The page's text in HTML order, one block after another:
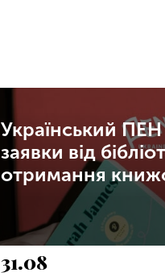
Український
заявки від
отримання
31.08